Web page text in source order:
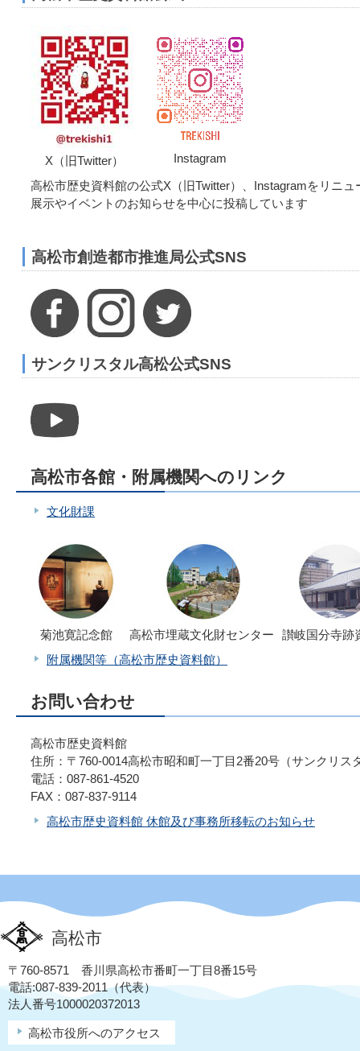
X（旧Twitter） Instagram
高松市歴史資料館の公式X（旧Twitter）、Instagramをリニュ
展示やイベントのお知らせを中心に投稿しています
高松市創造都市推進局公式SNS
サンクリスタル高松公式SNS
高松市各館・附属機関へのリンク
文化財課
菊池寛記念館 高松市埋蔵文化財センター
讃岐国分寺跡
附属機関等（高松市歴史資料館）
お問い合わせ
高松市歴史資料館
住所：〒760-0014高松市昭和町一丁目2番20号（サンクリス
電話：087-861-4520
FAX：087-837-9114
高松市歴史資料館 休館及び事務所移転のお知らせ
高松市
〒760-8571 香川県高松市番町一丁目8番15号
電話:087-839-2011（代表）
法人番号1000020372013
高松市役所へのアクセス